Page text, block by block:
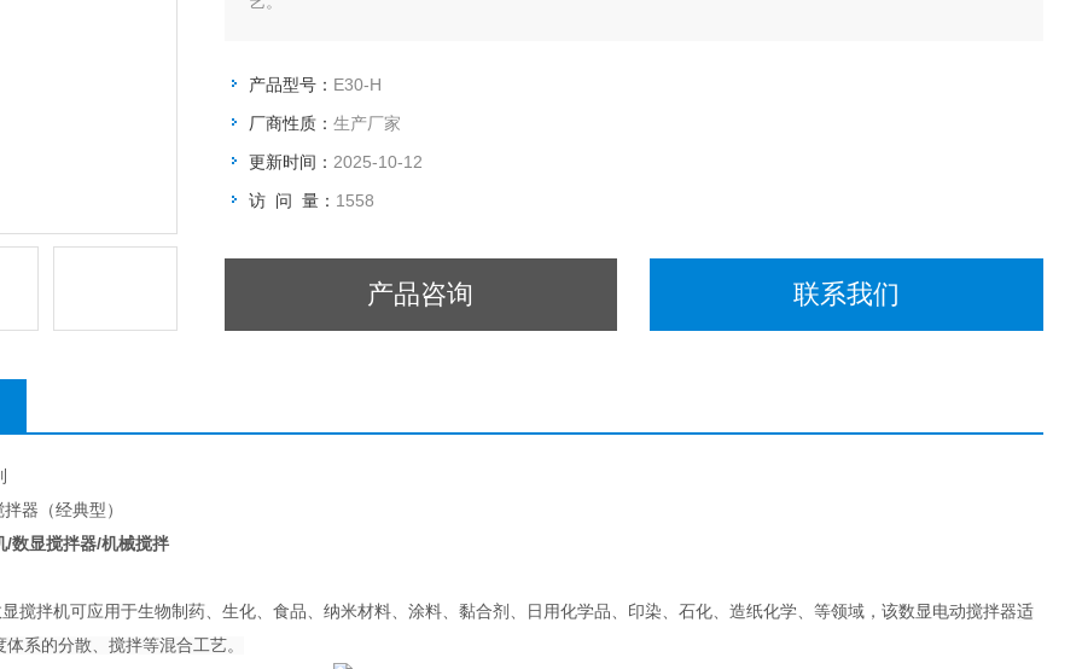
产品型号： E30-H
厂商性质： 生产厂家
更新时间： 2025-10-12
访 问 量： 1558
产品咨询 联系我们
器（经典型）
/数显搅拌器/机械搅拌
搅拌机可应用于生物制药、生化、食品、纳米材料、涂料、黏合剂、日用化学品、印染、石化、造纸化学、等领域，该数显电动搅拌器适
系的分散、搅拌等混合工艺。